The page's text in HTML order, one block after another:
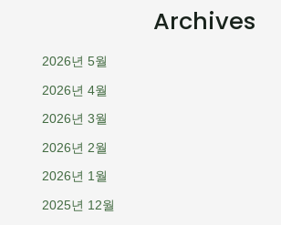
Archives
2026년 5월
2026년 4월
2026년 3월
2026년 2월
2026년 1월
2025년 12월